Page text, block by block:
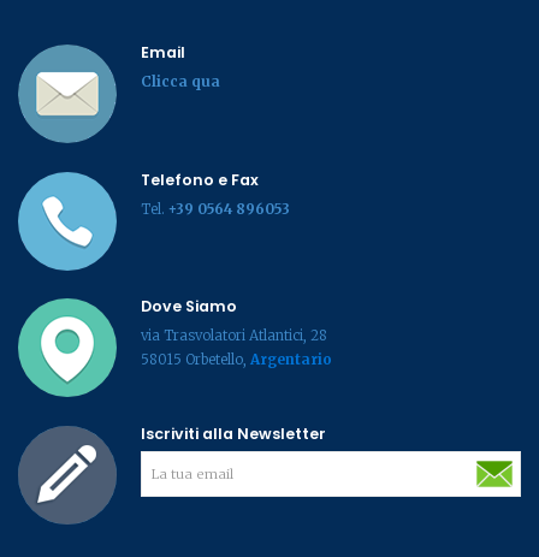
Email
Clicca qua
Telefono e Fax
Tel. +39 0564 896053
Dove Siamo
via Trasvolatori Atlantici, 28
58015 Orbetello, Argentario
Iscriviti alla Newsletter